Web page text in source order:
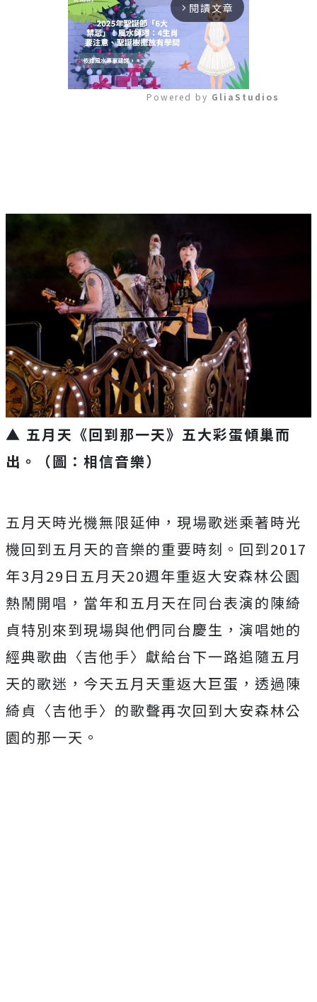
arrow_forward_ios 閱讀文章
Powered by GliaStudios
▲ 五月天《回到那一天》五大彩蛋傾巢而
出。（圖：相信音樂）
五月天時光機無限延伸， 現場歌迷乘著時光
機回到五月天的音樂的重要時刻。回到2017
年3月 29 日五月天20週年重返大安森林公園
熱鬧開唱， 當年和五月天在同台表演的陳綺
貞特別來到現場與他們同台慶生， 演唱她的
經典歌曲〈吉他手〉獻給台下一路追隨五月
天的歌迷， 今天五月天重返大巨蛋，透過陳
綺貞〈吉他手〉 的歌聲再次回到大安森林公
園的那一天。